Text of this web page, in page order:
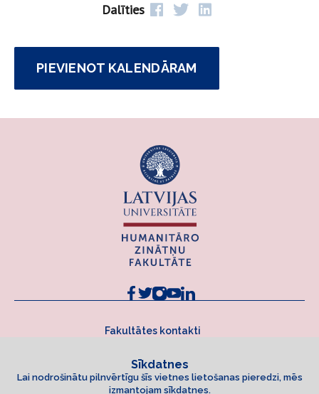
Dalīties
PIEVIENOT KALENDĀRAM
Fakultātes kontakti
Sīkdatnes
Lai nodrošinātu pilnvērtīgu šīs vietnes lietošanas pieredzi, mēs
izmantojam sīkdatnes.